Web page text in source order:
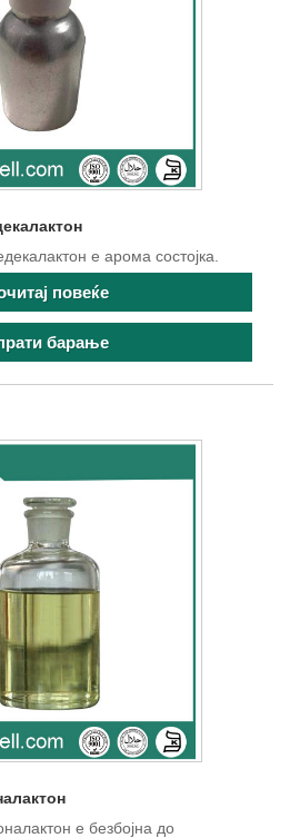
е арома состојка.
повеќе
барање
е безбојна до